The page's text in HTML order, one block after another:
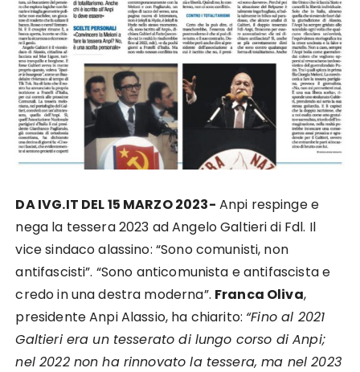
DA IVG.IT DEL 15 MARZO 2023- Anpi respinge e
nega la tessera 2023 ad Angelo Galtieri di Fdl. Il
vice sindaco alassino: “Sono comunisti, non
antifascisti”. “Sono anticomunista e antifascista e
credo in una destra moderna”. Franca Oliva,
presidente Anpi Alassio, ha chiarito: “Fino al 2021
Galtieri era un tesserato di lungo corso di Anpi;
nel 2022 non ha rinnovato la tessera, ma nel 2023